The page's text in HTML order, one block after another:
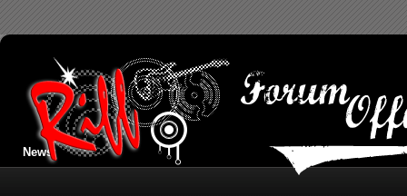
News: